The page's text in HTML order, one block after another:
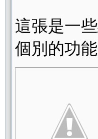
這張是一
個別的功